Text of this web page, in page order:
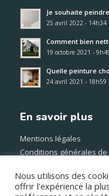
Je souhaite
25 avril 2022 - 14h34
Comment bien
19 octobre 2021 -
Quelle peinture
24 avril 2021 - 18h59
En savoir plus
Mentions légales
Conditions générales
Paiement sécurisé
Nous utilisons des
offrir l'expérience la